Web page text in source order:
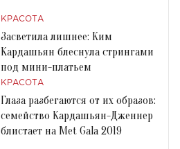
КРАСОТА
Засветила лишнее: Ким
Кардашьян блеснула стрингами
под мини-платьем
КРАСОТА
Глаза разбегаются от их образов:
семейство Кардашьян-Дженнер
блистает на Met Gala 2019